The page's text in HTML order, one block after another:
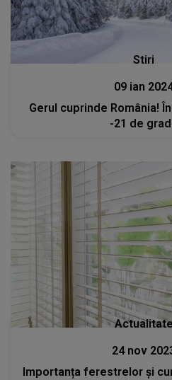
Stiri
09 ian
Gerul cuprinde România!
-21 de
24 nov
Importanța ferestrelor și